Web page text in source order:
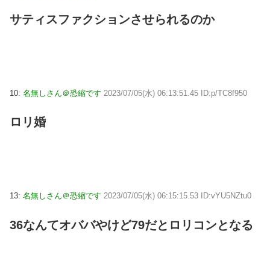
サティスファクションさせられるのか
10: 名無しさん＠恐縮です 2023/07/05(水) 06:13:51.45 ID:p/TC8f950
ロリ婚
13: 名無しさん＠恐縮です 2023/07/05(水) 06:15:15.53 ID:vYU5NZtu0
36なんてオババやけど79だとロリコンとなる